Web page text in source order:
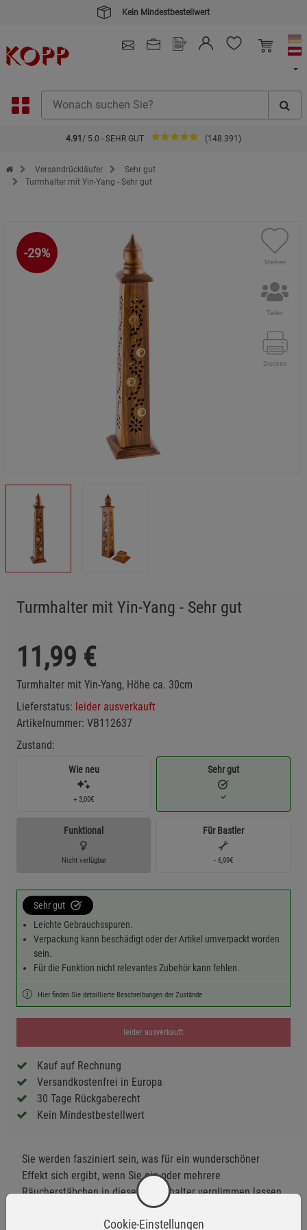
Kein Mindestbestellwert
4.91 / 5.0 - SEHR GUT (148.391)
Zur Startseite des Kopp Verlag Online-Shop
Versandrückläufer
Sehr gut
Turmhalter mit Yin-Yang - Sehr gut
-29%
Merken
Teilen
Drucken
Turmhalter mit Yin-Yang - Sehr gut
11,99 €
Turmhalter mit Yin-Yang, Höhe ca. 30cm
Lieferstatus: leider ausverkauft
Artikelnummer: VB112637
Zustand:
Wie neu
+ 3,00€
Sehr gut
Funktional
Nicht verfügbar
Für Bastler
- 6,99€
Sehr gut
Leichte Gebrauchsspuren.
Verpackung kann beschädigt oder der Artikel umverpackt worden
sein.
Für die Funktion nicht relevantes Zubehör kann fehlen.
Hier finden Sie detaillierte Beschreibungen der Zustände
leider ausverkauft
Kauf auf Rechnung
Versandkostenfrei in Europa
30 Tage Rückgaberecht
Kein Mindestbestellwert
Sie werden fasziniert sein, was für ein wunderschöner
Effekt sich ergibt, wenn Sie ein oder mehrere
Räucherstäbchen in diesem Turmhalter verglimmen lassen.
Ein besonderer Vorteil dieses Halters ist, dass die Asche
sauber im Inneren aufgefangen wird.
Cookie-Einstellungen